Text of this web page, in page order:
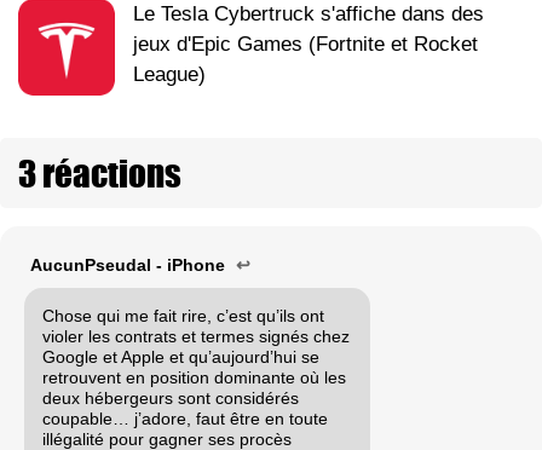
Le Tesla Cybertruck s'affiche dans des
jeux d'Epic Games (Fortnite et Rocket
League)
3 réactions
AucunPseudal - iPhone ↩
Chose qui me fait rire, c’est qu’ils ont
violer les contrats et termes signés chez
Google et Apple et qu’aujourd’hui se
retrouvent en position dominante où les
deux hébergeurs sont considérés
coupable… j’adore, faut être en toute
illégalité pour gagner ses procès